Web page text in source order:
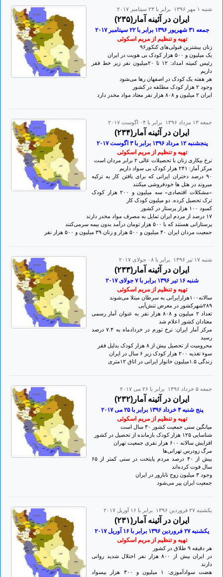
شنبه ۱ مهر ۱۳۹۶ برابر با ۲۳ سپتامبر ۲۰۱۷
ایران در آئینه آمار(۲۳۵)
جمعه ۳۱ شهريور ۱۳۹۶ برابر با ۲۲ سپتامبر ۲٠۱۷
تهيه و تنظيم از مريم اسکوئی
زنان بیشترین قبولی‌های کنکور۹۶
یک میلیون و ۵٠٠ هزار کودک بی هویت در ایران
رئیس کمیته امداد: ۱۲‌ تا ۲٠میلیون نفر زیر خط فقر
داریم
هر هفته یک کودک در اصفهان رها می‌شود
وجود ۲ هزار کودک مطلقه در کشور
ایران ۲ میلیون و ۸٠۸ هزار نفر معتاد مواد مخدر دارد
جمعه ۱۳ مرداد ۱۳۹۶ برابر با ۰۴ اگوست ۲۰۱۷
ایران در آئینه آمار(۲۳۴)
پنجشنبه ۱۲ مرداد ۱۳۹۶ برابر با ۳ اگوست ۲٠۱۷
تهيه و تنظيم از مريم اسکوئی
نرخ بیکاری زنان با تحصیلات عالی ۲ برابر مردان است
مرکز آمار: ۲۴۱ هزار کودک بی سواد داریم
۹٠ درصد دختران ایرانی که برای یافتن کار به ترکیه
میروند در هتل ها خودفروشی میکنند
«مشکلات اقتصادی» سه میلیون و ۲٠٠ هزار کودک
ترک تحصیل کرده. دو میلیون کودک کار
کمبود ۱٠٠ هزار پرستار در کشور
۱۷ درصد از مردم ایران تمایل به مصرف مواد مخدر دارند
پرستارانی هستند که با ۵٠٠ هزار تومان درآمد بدون بیمه سرمی‌کنند
جمعیت مردان ایران ۴٠ میلیون و ۵٠٠ هزار و زنان ۳۹ میلیون و ۵٠٠ هزار نفر
شنبه ۱۷ تير ۱۳۹۶ برابر با ۰۸ جولای ۲۰۱۷
ایران در آئینه آمار(۲۳۳)
شنبه ۱۶ تير ۱۳۹۶ برابر با ۷ جولای ۲٠۱۷
تهيه و تنظيم از مريم اسکوئی
سالانه۱٠٠هزارایرانی به سرطان مبتلا می‌شوند
۲۸۹شهرکشور در معرض تنش‌آبی
تعداد ۲ میلیون و ۸٠۸ هزار نفر به عنوان آمار رسمی
معتادان کشور اعلام شد
مرکز آمار ایران: نرخ تورم در خردادماه به ۷.۴ درصد
رسید
محرومیت از تحصیل بیش از ۸ هزار کودک بدلیل فقر
سوء تغذیه ۲٠٠ هزار کودک زیر ۶ سال در ایران
زندگی ۱.۵میلیون خانوار ایرانی در اتاق ۱۲متری
جمعه ۵ خرداد ۱۳۹۶ برابر با ۲۶ می ۲۰۱۷
ایران در آئینه آمار(۲۳۲)
پنج شنبه ۴ خرداد ۱۳۹۶ برابر با ۲۵ می ۲٠۱۷
تهيه و تنظيم از مريم اسکوئی
میانگین سنی جمعیت کشور ۳٠ سال است
شناسایی ۱۲۵ هزار کودک بازمانده از تحصیل در کشور
افزایش سالانه ۶٠٠ هزار نفری جمعیت تهران
مرگ زودرس تهرانی‌ها
بیش از ۴٠ درصد مردم پایتخت در سنی کمتر از ۶۵
سال فوت کرده‌اند
وجود ۳ میلیون زوج نابارور در ایران
جمعیت ایران پیر می‌شود
يكشنبه ۲۷ فروردين ۱۳۹۶ برابر با ۱۶ آوريل ۲۰۱۷
ایران در آئینه آمار(۲۳۱)
يكشنبه ۲۷ فروردين ۱۳۹۶ برابر با ۱۶ آوريل ۲٠۱۷
تهيه و تنظيم از مريم اسکوئی
هر دقیقه ۹ طلاق در کشور
در ایران بیش از ۸٠٠ هزار نفر اختلال شدید روانی
دارند
هضت سوادآموزی: ۱ میلیون و ۳٠٠ هزار بیسواد